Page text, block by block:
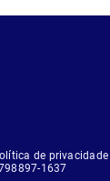
de privacidade
1637